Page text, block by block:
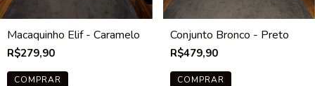
Macaquinho Elif - Caramelo
R$279,90
COMPRAR
Conjunto Bronco - Preto
R$479,90
COMPRAR